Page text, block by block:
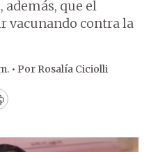
además, que el
vacunando contra la
• Por Rosalía Ciciolli